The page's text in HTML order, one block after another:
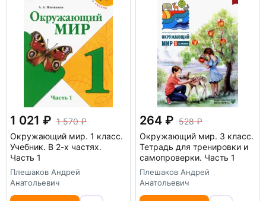
1 021
1 570
Окружающий мир. 1 класс.
Учебник. В 2-х частях.
Часть 1
Плешаков Андрей
Анатольевич
264
528
Окружающий мир. 3 класс.
Тетрадь для тренировки и
самопроверки. Часть 1
Плешаков Андрей
Анатольевич